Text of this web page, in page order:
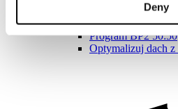
Deny
Pliki do pobrania
Oferta
Program BP2 50:50
Optymalizuj dach z